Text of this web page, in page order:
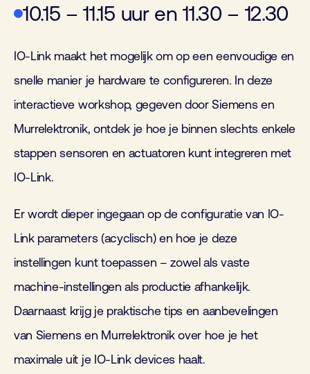
10.15 – 11.15 uur en 11.30 – 12.30
IO-Link maakt het mogelijk om op een eenvoudige en
snelle manier je hardware te configureren. In deze
interactieve workshop, gegeven door Siemens en
Murrelektronik, ontdek je hoe je binnen slechts enkele
stappen sensoren en actuatoren kunt integreren met
IO-Link.
Er wordt dieper ingegaan op de configuratie van IO-
Link parameters (acyclisch) en hoe je deze
instellingen kunt toepassen – zowel als vaste
machine-instellingen als productie afhankelijk.
Daarnaast krijg je praktische tips en aanbevelingen
van Siemens en Murrelektronik over hoe je het
maximale uit je IO-Link devices haalt.